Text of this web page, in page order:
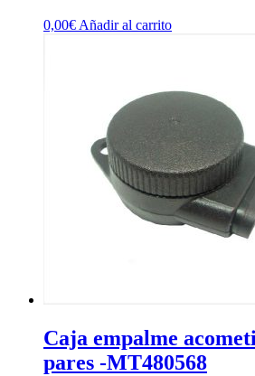
0,00€Añadir al carrito
Caja empalme
pares -MT480568